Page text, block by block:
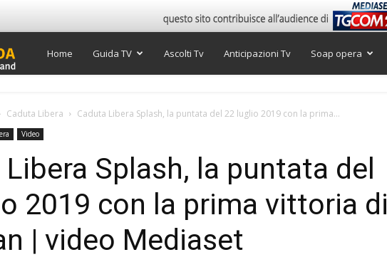
Super
TV
Home Guida TV Ascolti Tv Anticipazioni Tv Soap opera
Caduta Libera Caduta Libera Splash, la puntata del 22 luglio 2019 con la prima...
Video
Splash, la puntata del
2019 con la prima vittoria di
| video Mediaset